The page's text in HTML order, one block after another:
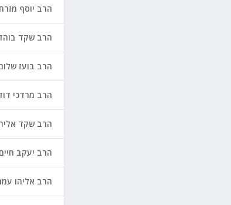
הרב יוסף
הרב שקד
הרב בועז
הרב מרדכי
הרב שקד
הרב יעקב
הרב אליהו